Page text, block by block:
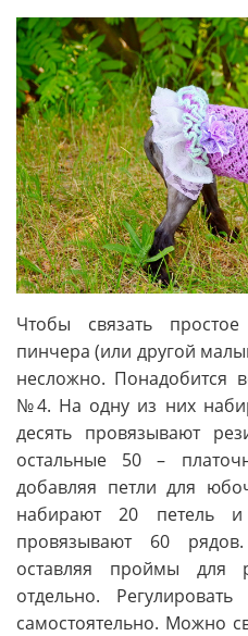
Чтобы связать
пинчера (или другой
несложно. Понадобится
№4. На одну из них
десять провязывают
остальные 50 –
добавляя петли для
набирают 20 петель
провязывают 60
оставляя проймы для
отдельно.
самостоятельно. Можно